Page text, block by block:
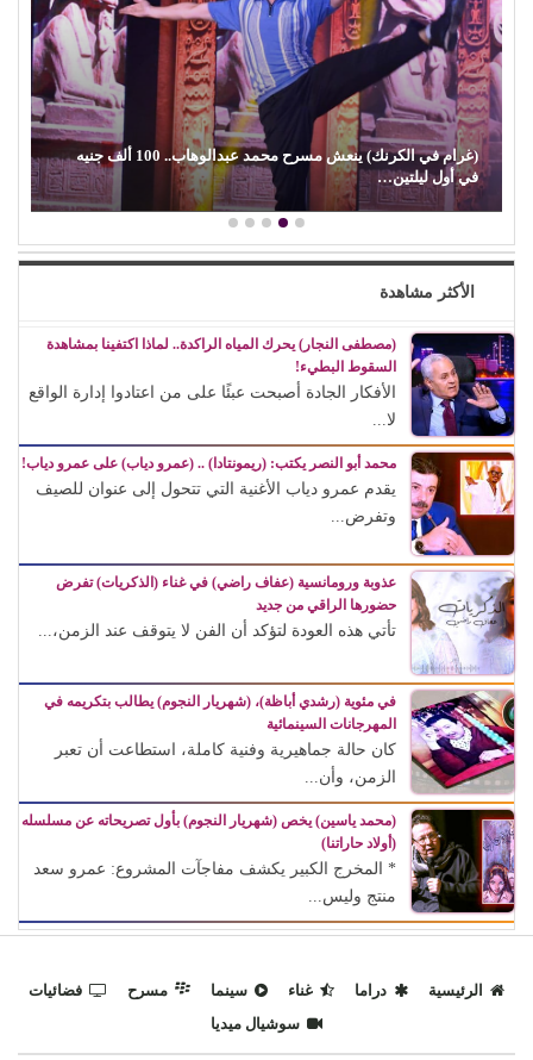
(غرام في الكرنك) ينعش مسرح محمد عبدالوهاب.. 100 ألف جنيه
في أول ليلتين…
الأكثر مشاهدة
(مصطفى النجار) يحرك المياه الراكدة.. لماذا اكتفينا بمشاهدة
السقوط البطيء!
الأفكار الجادة أصبحت عبئًا على من اعتادوا إدارة الواقع
لا...
محمد أبو النصر يكتب: (ريمونتادا) .. (عمرو دياب) على عمرو دياب!
يقدم عمرو دياب الأغنية التي تتحول إلى عنوان للصيف
وتفرض...
عذوبة ورومانسية (عفاف راضي) في غناء (الذكريات) تفرض
حضورها الراقي من جديد
تأتي هذه العودة لتؤكد أن الفن لا يتوقف عند الزمن،...
في مئوية (رشدي أباظة)، (شهريار النجوم) يطالب بتكريمه في
المهرجانات السينمائية
كان حالة جماهيرية وفنية كاملة، استطاعت أن تعبر
الزمن، وأن...
(محمد ياسين) يخص (شهريار النجوم) بأول تصريحاته عن مسلسله
(أولاد حاراتنا)
* المخرج الكبير يكشف مفاجآت المشروع: عمرو سعد
منتج وليس...
الرئيسية دراما غناء سينما مسرح
فضائيات
سوشيال ميديا